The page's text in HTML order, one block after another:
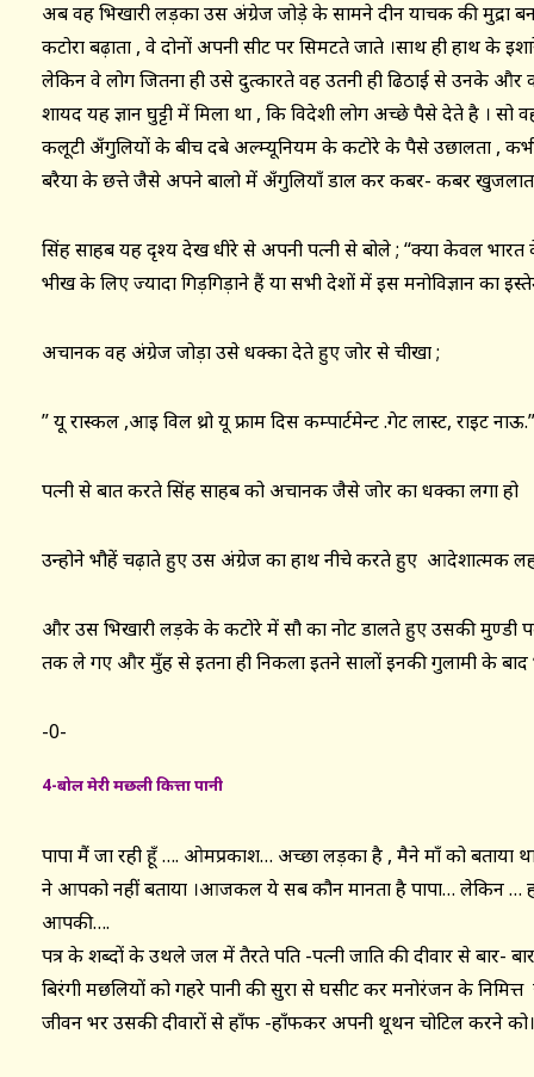
अब वह भिखारी लड़का उस अंग्रेज जोड़े के सामने दीन याचक की मुद्रा
कटोरा बढ़ाता , वे दोनों अपनी सीट पर सिमटते जाते ।साथ ही हाथ के
लेकिन वे लोग जितना ही उसे दुत्कारते वह उतनी ही ढिठाई से उनके और
शायद यह ज्ञान घुट्टी में मिला था , कि विदेशी लोग अच्छे पैसे देते है । सो
कलूटी अँगुलियों के बीच दबे अल्म्यूनियम के कटोरे के पैसे उछालता ,
बरैया के छत्ते जैसे अपने बालो में अँगुलियाँ डाल कर कबर- कबर
सिंह साहब यह दृश्य देख धीरे से अपनी पत्नी से बोले ; “क्या केवल भारत
भीख के लिए ज्यादा गिड़गिड़ाने हैं या सभी देशों में इस मनोविज्ञान का
अचानक वह अंग्रेज जोड़ा उसे धक्का देते हुए जोर से चीखा ;
” यू रास्कल ,आइ विल थ्रो यू फ्राम दिस कम्पार्टमेन्ट .गेट लास्ट, राइट नाऊ.”
पत्नी से बात करते सिंह साहब को अचानक जैसे जोर का धक्का लगा हो
उन्होने भौहें चढ़ाते हुए उस अंग्रेज का हाथ नीचे करते हुए आदेशात्मक
और उस भिखारी लड़के के कटोरे में सौ का नोट डालते हुए उसकी मुण्डी
तक ले गए और मुँह से इतना ही निकला इतने सालों इनकी गुलामी के बाद
-0-
4-बोल मेरी मछली कित्ता पानी
पापा मैं जा रही हूँ …. ओमप्रकाश… अच्छा लड़का है , मैने माँ को
ने आपको नहीं बताया ।आजकल ये सब कौन मानता है पापा… लेकिन …
आपकी….
पत्र के शब्दों के उथले जल में तैरते पति -पत्नी जाति की दीवार से बार-
बिरंगी मछलियों को गहरे पानी की सुरक्षा से घसीट कर मनोरंजन के
जीवन भर उसकी दीवारों से हाँफ -हाँफकर अपनी थूथन चोटिल करने को।